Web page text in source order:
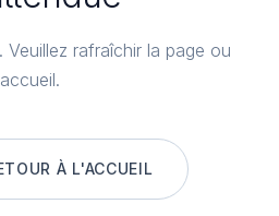
rafraîchir la page ou
À L'ACCUEIL